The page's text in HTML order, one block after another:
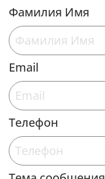
Фамилия Имя
Email
Телефон